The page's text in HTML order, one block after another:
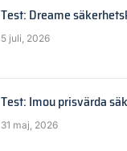
Test: Dreame
5 juli, 2026
Test: Imou prisvärda
31 maj, 2026